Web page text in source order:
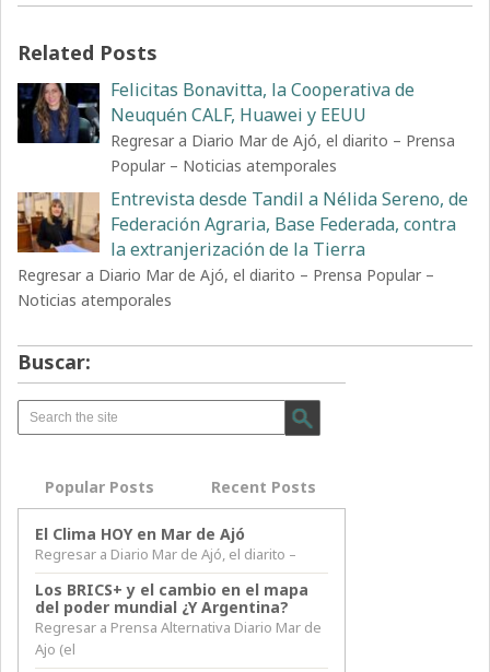
Related Posts
Felicitas Bonavitta, la Cooperativa de
Neuquén CALF, Huawei y EEUU
Regresar a Diario Mar de Ajó, el diarito – Prensa
Popular – Noticias atemporales
Entrevista desde Tandil a Nélida Sereno, de
Federación Agraria, Base Federada, contra
la extranjerización de la Tierra
Regresar a Diario Mar de Ajó, el diarito – Prensa Popular –
Noticias atemporales
Buscar:
Popular Posts Recent Posts
El Clima HOY en Mar de Ajó
Regresar a Diario Mar de Ajó, el diarito –
Los BRICS+ y el cambio en el mapa
del poder mundial ¿Y Argentina?
Regresar a Prensa Alternativa Diario Mar de
Ajo (el